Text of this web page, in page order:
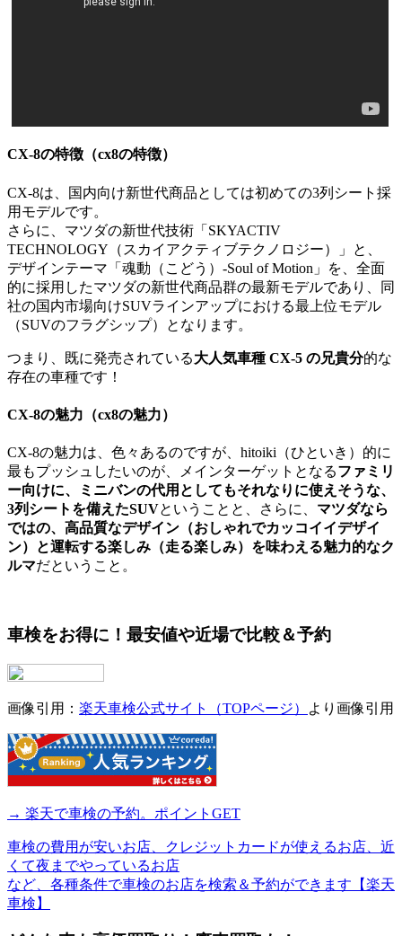
CX-8の特徴（cx8の特徴）
CX-8は、国内向け新世代商品としては初めての3列シート採
用モデルです。
さらに、マツダの新世代技術「SKYACTIV
TECHNOLOGY（スカイアクティブテクノロジー）」と、
デザインテーマ「魂動（こどう）-Soul of Motion」を、全面
的に採用したマツダの新世代商品群の最新モデルであり、同
社の国内市場向けSUVラインアップにおける最上位モデル
（SUVのフラグシップ）となります。
つまり、既に発売されている大人気車種 CX-5 の兄貴分的な
存在の車種です！
CX-8の魅力（cx8の魅力）
CX-8の魅力は、色々あるのですが、hitoiki（ひといき）的に
最もプッシュしたいのが、メインターゲットとなるファミリ
ー向けに、ミニバンの代用としてもそれなりに使えそうな、
3列シートを備えたSUVということと、さらに、 マツダなら
ではの、高品質なデザイン（おしゃれでカッコイイデザイ
ン）と運転する楽しみ（走る楽しみ）を味わえる魅力的なク
ルマだということ。
車検をお得に！最安値や近場で比較＆予約
画像引用： 楽天車検公式サイト（TOPページ） より画像引用
→ 楽天で車検の予約。ポイントGET
車検の費用が安いお店、クレジットカードが使えるお店、近
くて夜までやっているお店
など、各種条件で車検のお店を検索＆予約ができます【楽天
車検】